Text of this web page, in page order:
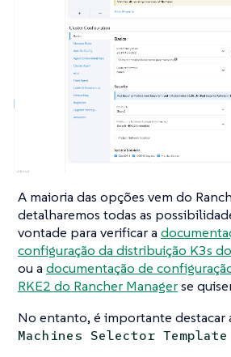
A maioria das opções vem do
detalharemos todas as
vontade para verificar a
configuração da distribuição K3s
ou a documentação de
RKE2 do Rancher Managerse
No entanto, é importante destacar
Machines Selector Template